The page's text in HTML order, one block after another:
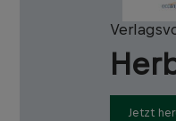
Jetzt